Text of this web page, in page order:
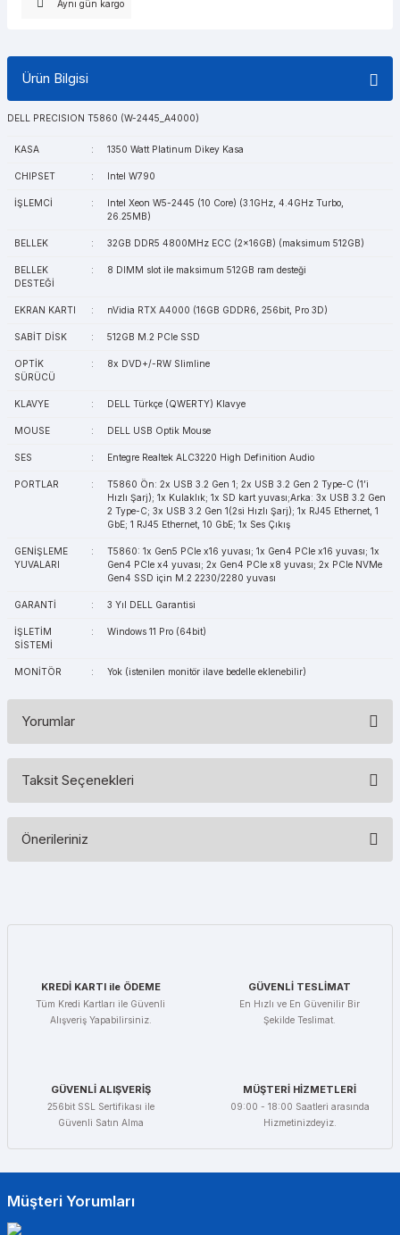
Aynı gün kargo
Ürün Bilgisi
DELL PRECISION T5860 (W-2445_A4000)
KASA : 1350 Watt Platinum Dikey Kasa
CHIPSET : Intel W790
İŞLEMCİ :
Intel Xeon W5-2445 (10 Core) (3.1GHz, 4.4GHz Turbo,
26.25MB)
BELLEK : 32GB DDR5 4800MHz ECC (2x16GB) (maksimum 512GB)
BELLEK
DESTEĞİ
: 8 DIMM slot ile maksimum 512GB ram desteği
EKRAN KARTI : nVidia RTX A4000 (16GB GDDR6, 256bit, Pro 3D)
SABİT DİSK : 512GB M.2 PCIe SSD
OPTİK
SÜRÜCÜ
: 8x DVD+/-RW Slimline
KLAVYE : DELL Türkçe (QWERTY) Klavye
MOUSE : DELL USB Optik Mouse
SES : Entegre Realtek ALC3220 High Definition Audio
PORTLAR :
T5860 Ön: 2x USB 3.2 Gen 1; 2x USB 3.2 Gen 2 Type-C (1’i
Hızlı Şarj); 1x Kulaklık; 1x SD kart yuvası;Arka: 3x USB 3.2 Gen
2 Type-C; 3x USB 3.2 Gen 1(2si Hızlı Şarj); 1x RJ45 Ethernet, 1
GbE; 1 RJ45 Ethernet, 10 GbE; 1x Ses Çıkış
GENİŞLEME
YUVALARI
:
T5860: 1x Gen5 PCIe x16 yuvası; 1x Gen4 PCIe x16 yuvası; 1x
Gen4 PCIe x4 yuvası; 2x Gen4 PCIe x8 yuvası; 2x PCIe NVMe
Gen4 SSD için M.2 2230/2280 yuvası
GARANTİ : 3 Yıl DELL Garantisi
İŞLETİM
SİSTEMİ
: Windows 11 Pro (64bit)
MONİTÖR : Yok (istenilen monitör ilave bedelle eklenebilir)
Yorumlar
Taksit Seçenekleri
Önerileriniz
Ürün açıklamasında eksik bilgiler bulunuyor.
Ürün bilgilerinde hatalar bulunuyor.
KREDİ KARTI ile ÖDEME
Tüm Kredi Kartları ile Güvenli
Alışveriş Yapabilirsiniz.
GÜVENLİ TESLİMAT
En Hızlı ve En Güvenilir Bir
Şekilde Teslimat.
GÜVENLİ ALIŞVERİŞ
256bit SSL Sertifikası ile
Güvenli Satın Alma
MÜŞTERİ HİZMETLERİ
09:00 - 18:00 Saatleri arasında
Hizmetinizdeyiz.
Müşteri Yorumları